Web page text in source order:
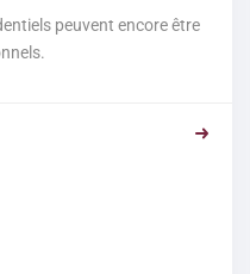
peuvent encore être